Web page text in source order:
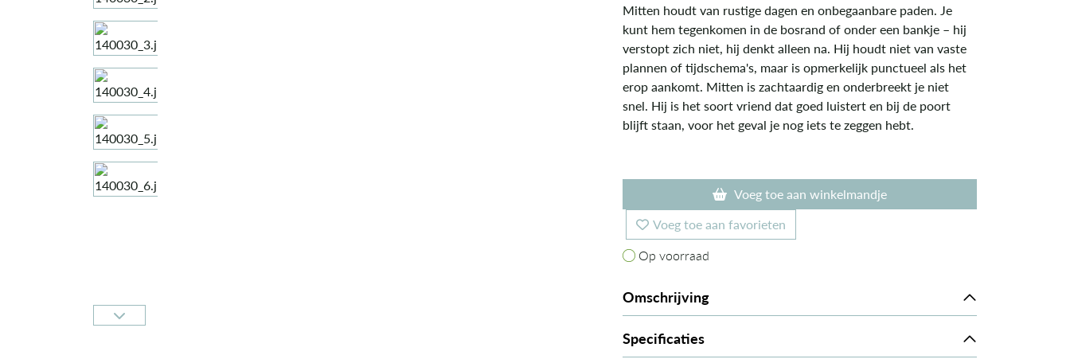
Mitten houdt van rustige dagen en onbegaanbare paden. Je
kunt hem tegenkomen in de bosrand of onder een bankje – hij
verstopt zich niet, hij denkt alleen na. Hij houdt niet van vaste
plannen of tijdschema's, maar is opmerkelijk punctueel als het
erop aankomt. Mitten is zachtaardig en onderbreekt je niet
snel. Hij is het soort vriend dat goed luistert en bij de poort
blijft staan, voor het geval je nog iets te zeggen hebt.
Voeg toe aan winkelmandje
Voeg toe aan favorieten
Op voorraad
Op voorraad
Omschrijving
Specificaties